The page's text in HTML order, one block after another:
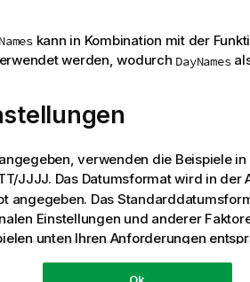
kann in Kombination mit der
werden, wodurch DayNames
verwenden die Beispiele
JJJJ. Das Datumsformat wird in der
angegeben. Das
Einstellungen und anderer
unten Ihren Anforderungen
Ladeskript entsprechend den
von regionalen Einstellungen für